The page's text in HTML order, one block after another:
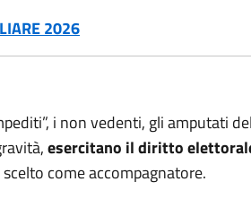
2026
i non vedenti, gli amputati
esercitano il diritto
come accompagnatore.